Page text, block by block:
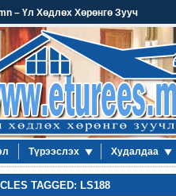
– Үл Хөдлөх Хөрөнгө Зууч
Түрээслэх Худалдаа
TAGGED: LS188